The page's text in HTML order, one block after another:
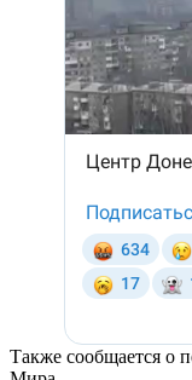
Также сообщается о